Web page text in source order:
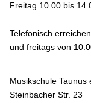
Freitag 10.00 bis
Telefonisch
und freitags von
Musikschule Taunus
Steinbacher Str. 23